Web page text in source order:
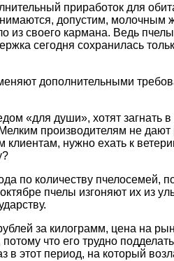
приработок для
допустим,
из своего кармана. Ведь
сегодня сохранилась
дополнительными
«для души», хотят
производителям не
клиентам, нужно ехать к
по количеству пчелосемей,
пчелы изгоняют их из
за килограмм, цена на
что его трудно
в этот период, на который